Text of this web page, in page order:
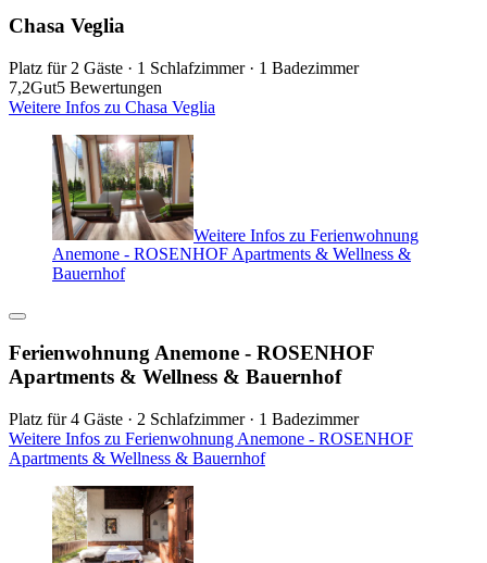
Chasa Veglia
Platz für 2 Gäste · 1 Schlafzimmer · 1 Badezimmer
7,2Gut5 Bewertungen
Weitere Infos zu Chasa Veglia
Weitere Infos zu Ferienwohnung
Anemone - ROSENHOF Apartments & Wellness &
Bauernhof
Ferienwohnung Anemone - ROSENHOF
Apartments & Wellness & Bauernhof
Platz für 4 Gäste · 2 Schlafzimmer · 1 Badezimmer
Weitere Infos zu Ferienwohnung Anemone - ROSENHOF
Apartments & Wellness & Bauernhof